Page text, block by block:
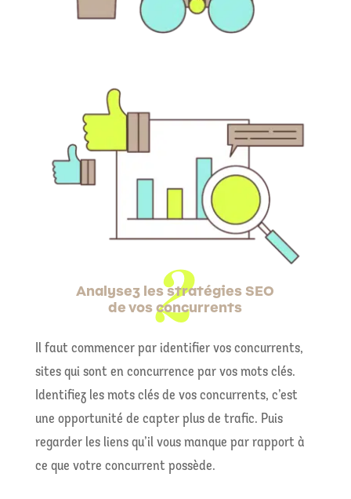
Analysez les stratégies SEO
de vos concurrents
Il faut commencer par identifier vos concurrents,
sites qui sont en concurrence par vos mots clés.
Identifiez les mots clés de vos concurrents, c’est
une opportunité de capter plus de trafic. Puis
regarder les liens qu’il vous manque par rapport à
ce que votre concurrent possède.